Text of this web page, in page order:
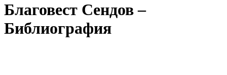
Благовест Сендов –
Библиография